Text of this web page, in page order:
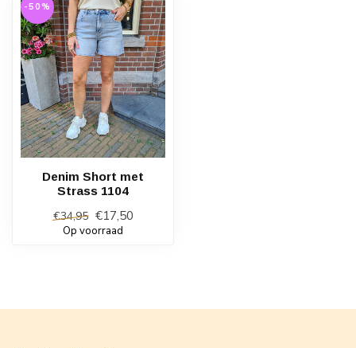
-50%
Denim Short met
Strass 1104
€34,95 €17,50
Op voorraad